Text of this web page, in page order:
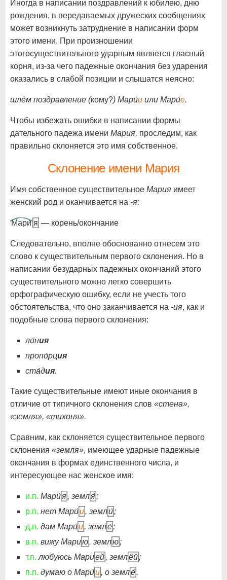
Иногда в написании поздравлений к юбилею, дню
рождения, в передаваемых дружеских сообщениях
может возникнуть затруднение в написании форм
этого имени. При произношении
этогосуществительного ударным является гласный
корня, из-за чего падежные окончания без ударения
оказались в слабой позиции и слышатся неясно:
шлём поздравление (кому?) Мари́и или Мари́е.
Чтобы избежать ошибки в написании формы
дательного падежа имени Мария, проследим, как
правильно склоняется это имя собственное.
Склонение имени Мария
Имя собственное существительное Мария имеет
женский род и оканчивается на -я:
Мари́ я — корень/окончание
Следовательно, вполне обоснованно отнесем это
слово к существительным первого склонения. Но в
написании безударных падежных окончаний этого
существительного можно легко совершить
орфографическую ошибку, если не учесть того
обстоятельства, что оно заканчивается на -ия, как и
подобные слова первого склонения:
ли́ния
пропо́рция
ста́дия.
Такие существительные имеют иные окончания в
отличие от типичного склонения слов «стена»,
«земля», «тихоня».
Сравним, как склоняется существительное первого
склонения «земля», имеющее ударные падежные
окончания в формах единственного числа, и
интересующее нас женское имя:
и.п. Мари́я, земля́;
р.п. нет Мари́и, земли́;
д.п. дам Мари́и, земле́;
в.п. вижу Марию, землю;
т.п. любуюсь Марией, землёй;
п.п. думаю о Мари́и, о земле́.